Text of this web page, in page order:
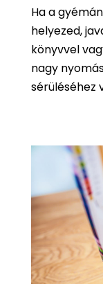
Ha a
helyezed,
könyvvel
nagy
sérüléséhez